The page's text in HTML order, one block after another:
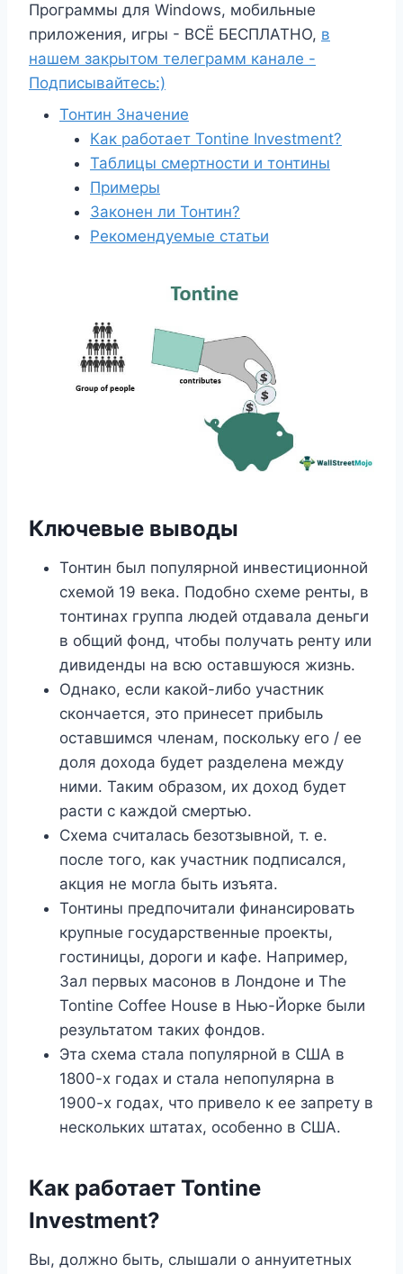
Программы для Windows, мобильные
приложения, игры - ВСЁ БЕСПЛАТНО, в
нашем закрытом телеграмм канале -
Подписывайтесь:)
Тонтин Значение
Как работает Tontine Investment?
Таблицы смертности и тонтины
Примеры
Законен ли Тонтин?
Рекомендуемые статьи
Ключевые выводы
Тонтин был популярной инвестиционной
схемой 19 века. Подобно схеме ренты, в
тонтинах группа людей отдавала деньги
в общий фонд, чтобы получать ренту или
дивиденды на всю оставшуюся жизнь.
Однако, если какой-либо участник
скончается, это принесет прибыль
оставшимся членам, поскольку его / ее
доля дохода будет разделена между
ними. Таким образом, их доход будет
расти с каждой смертью.
Схема считалась безотзывной, т. е.
после того, как участник подписался,
акция не могла быть изъята.
Тонтины предпочитали финансировать
крупные государственные проекты,
гостиницы, дороги и кафе. Например,
Зал первых масонов в Лондоне и The
Tontine Coffee House в Нью-Йорке были
результатом таких фондов.
Эта схема стала популярной в США в
1800-х годах и стала непопулярна в
1900-х годах, что привело к ее запрету в
нескольких штатах, особенно в США.
Как работает Tontine
Investment?
Вы, должно быть, слышали о аннуитетных